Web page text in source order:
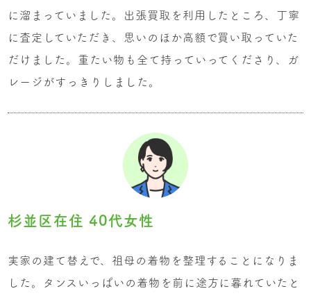
に溜まっていました。出張買取を利用したところ、丁寧
に査定していただき、思いのほか高額で買い取っていた
だけました。重たい物も全て持っていってくださり、ガ
レージがすっきりしました。
杉並区在住 40代女性
実家の建て替えで、祖母の着物を整理することになりま
した。タンスいっぱいの着物を前に途方に暮れていたと